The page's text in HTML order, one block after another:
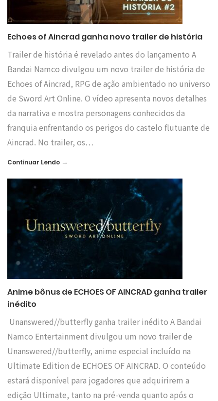
Echoes of Aincrad ganha novo trailer de história
Trailer de história é revelado antes do lançamento A
Bandai Namco divulgou um novo trailer de história de
Echoes of Aincrad, RPG de ação ambientado no universo
de Sword Art Online. O vídeo apresenta novos detalhes
da narrativa e mostra personagens conhecidos da
franquia enfrentando os perigos do castelo flutuante de
Aincrad. No trailer, os…
Continuar Lendo →
Anime bônus de ECHOES OF AINCRAD ganha trailer
inédito
Unanswered//butterfly ganha trailer inédito A Bandai
Namco Entertainment divulgou um novo trailer de
Unanswered//butterfly, anime especial incluído na
Ultimate Edition de ECHOES OF AINCRAD. O conteúdo
estará disponível para jogadores que adquirirem a
edição Ultimate, tanto na pré-venda quanto após o